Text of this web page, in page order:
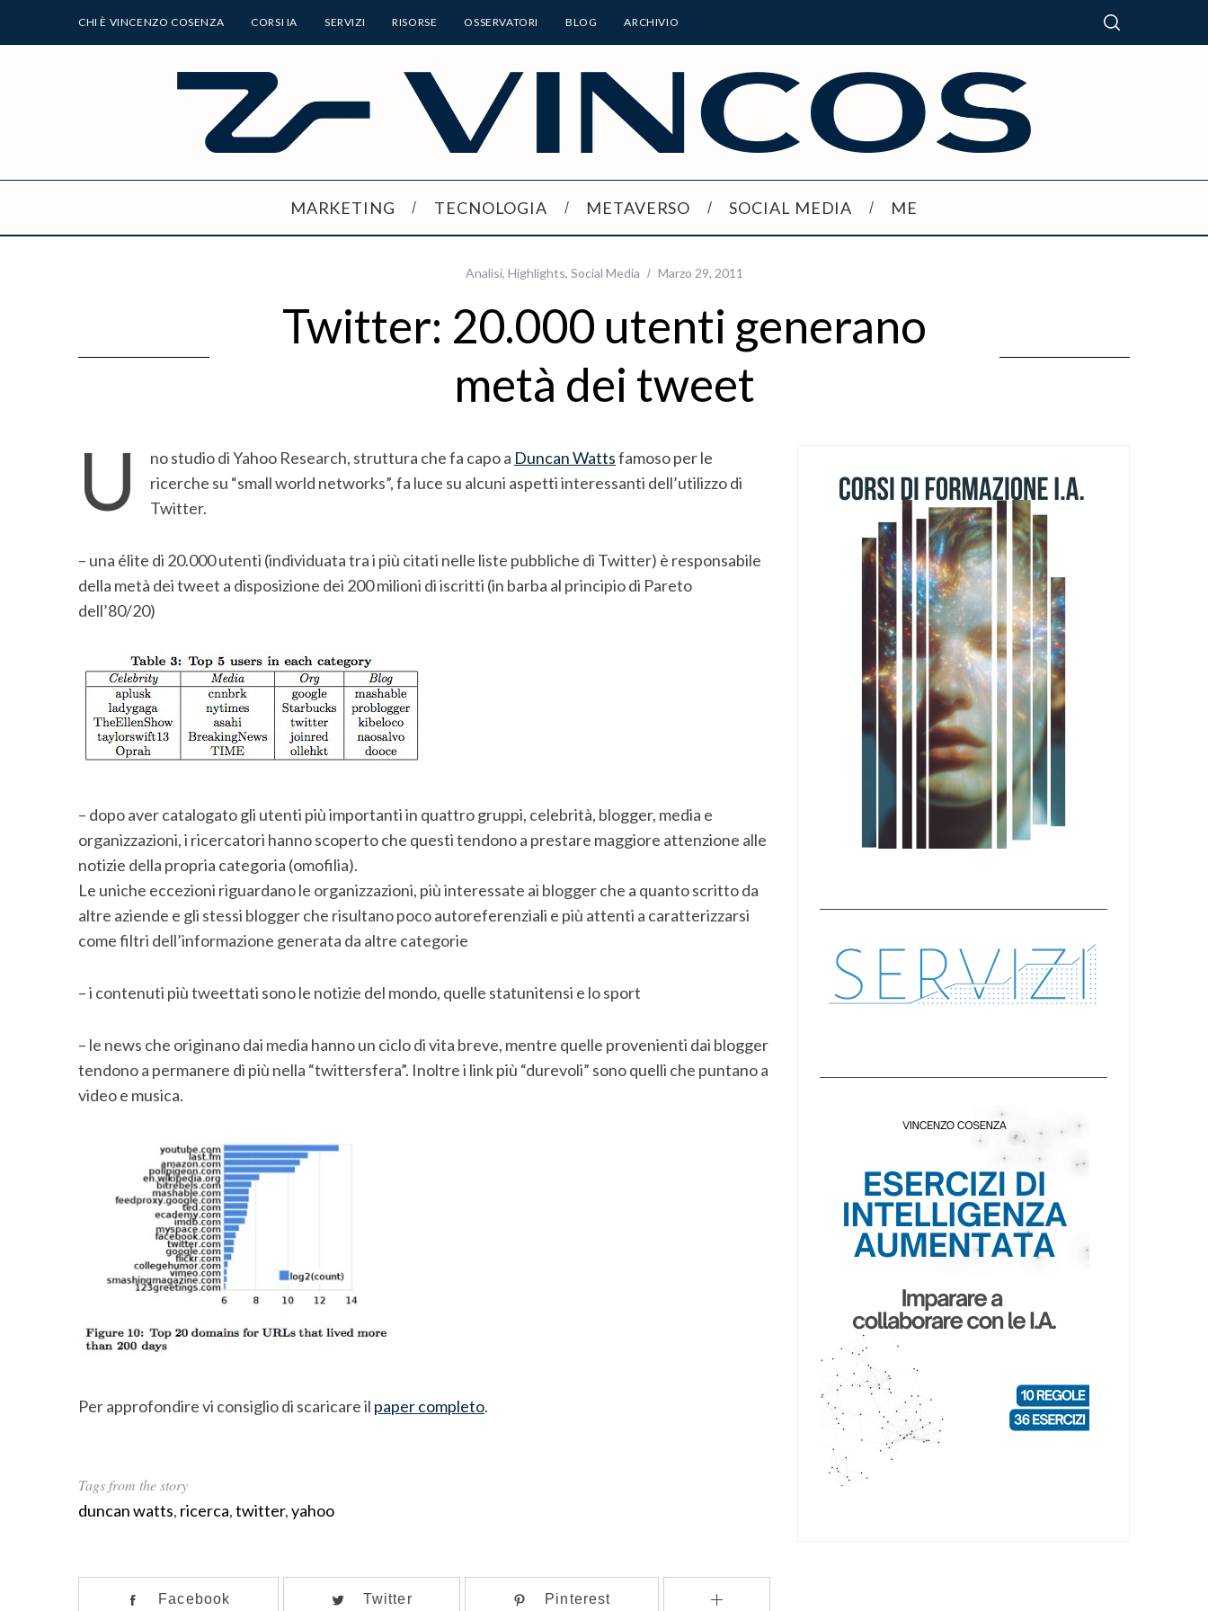
CHI È VINCENZO COSENZA CORSI IA SERVIZI RISORSE OSSERVATORI BLOG ARCHIVIO
MARKETING TECNOLOGIA METAVERSO SOCIAL MEDIA ME
Analisi, Highlights, Social Media Marzo 29, 2011
Twitter: 20.000 utenti generano
metà dei tweet
U no studio di Yahoo Research, struttura che fa capo a Duncan Wattsfamoso per le
ricerche su “small world networks”, fa luce su alcuni aspetti interessanti dell’utilizzo di
Twitter.
– una élite di 20.000 utenti (individuata tra i più citati nelle liste pubbliche di Twitter) è responsabile
della metà dei tweet a disposizione dei 200 milioni di iscritti (in barba al principio di Pareto
dell’80/20)
– dopo aver catalogato gli utenti più importanti in quattro gruppi, celebrità, blogger, media e
organizzazioni, i ricercatori hanno scoperto che questi tendono a prestare maggiore attenzione alle
notizie della propria categoria (omofilia).
Le uniche eccezioni riguardano le organizzazioni, più interessate ai blogger che a quanto scritto da
altre aziende e gli stessi blogger che risultano poco autoreferenziali e più attenti a caratterizzarsi
come filtri dell’informazione generata da altre categorie
– i contenuti più tweettati sono le notizie del mondo, quelle statunitensi e lo sport
– le news che originano dai media hanno un ciclo di vita breve, mentre quelle provenienti dai blogger
tendono a permanere di più nella “twittersfera”. Inoltre i link più “durevoli” sono quelli che puntano a
video e musica.
Per approfondire vi consiglio di scaricare il paper completo.
Tags from the story
duncan watts, ricerca,twitter,yahoo
Facebook Twitter Pinterest
S
e
a
r
c
h
f
o
: